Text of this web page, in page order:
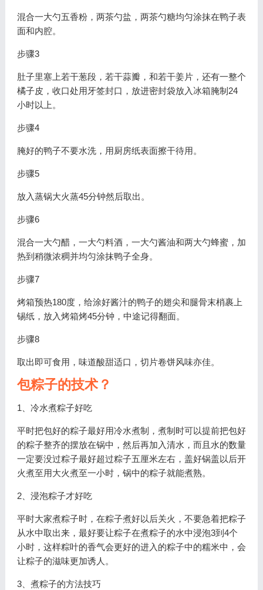
混合一大勺五香粉，两茶勺盐，两茶勺糖均匀涂抹在鸭子表
面和内腔。
步骤3
肚子里塞上若干葱段，若干蒜瓣，和若干姜片，还有一整个
橘子皮，收口处用牙签封口，放进密封袋放入冰箱腌制24
小时以上。
步骤4
腌好的鸭子不要水洗，用厨房纸表面擦干待用。
步骤5
放入蒸锅大火蒸45分钟然后取出。
步骤6
混合一大勺醋，一大勺料酒，一大勺酱油和两大勺蜂蜜，加
热到稍微浓稠并均匀涂抹鸭子全身。
步骤7
烤箱预热180度，给涂好酱汁的鸭子的翅尖和腿骨末梢裹上
锡纸，放入烤箱烤45分钟，中途记得翻面。
步骤8
取出即可食用，味道酸甜适口，切片卷饼风味亦佳。
包粽子的技术？
1、冷水煮粽子好吃
平时把包好的粽子最好用冷水煮制，煮制时可以提前把包好
的粽子整齐的摆放在锅中，然后再加入清水，而且水的数量
一定要没过粽子最好超过粽子五厘米左右，盖好锅盖以后开
火煮至用大火煮至一小时，锅中的粽子就能煮熟。
2、浸泡粽子才好吃
平时大家煮粽子时，在粽子煮好以后关火，不要急着把粽子
从水中取出来，最好要让粽子在煮粽子的水中浸泡3到4个
小时，这样粽叶的香气会更好的进入的粽子中的糯米中，会
让粽子的滋味更加诱人。
3、煮粽子的方法技巧